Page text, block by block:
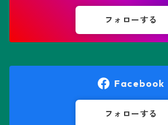
オレオケレウス属
フェネストラリア属
プセウドリトス属
フォローする
Facebook
フォローする